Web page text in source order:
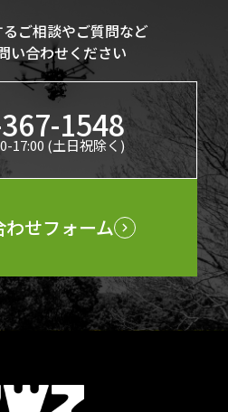
ご相談やご質問など
い合わせください
1548
17:00 (土日祝除く)
せフォーム